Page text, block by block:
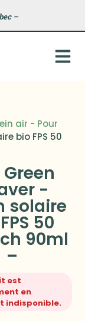
–
air - Pour
bio FPS 50
Green
-
solaire
50
90ml
–
est
en
indisponible.